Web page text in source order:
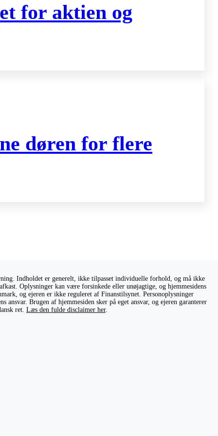
for aktien og
døren for flere
Indholdet er generelt, ikke tilpasset individuelle forhold, og må ikke
Oplysninger kan være forsinkede eller unøjagtige, og hjemmesidens
og ejeren er ikke reguleret af Finanstilsynet. Personoplysninger
Brugen af hjemmesiden sker på eget ansvar, og ejeren garanterer
ret. Læs den fulde disclaimer her.